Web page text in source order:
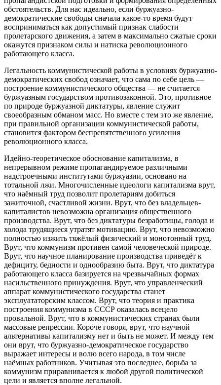
обстоятельств. Для нас идеально, если буржуазно-
демократические свободы сначала какое-то время будут
восприниматься как допустимый признак слабости
пролетарского движения, а затем в максимально сжатые сроки
окажутся признаком силы и натиска революционного
работающего класса.
Легальность коммунистической работы в условиях буржуазно-
демократических свобод означает, что сама по себе цель —
построение коммунистического общества — не считается
буржуазным государством противозаконной. Это, противное
по природе буржуазной диктатуры, явление служит
своеобразным обманом масс. Но вместе с тем это же явление,
при правильной организации коммунистической работы,
становится фактором беспрепятственного усиления
революционного класса.
Идейно-теоретическое обоснование капитализма, в
непрерывном режиме пропагандируемое различными
надстроечными институтами буржуазии, основано на
тотальной лжи. Многочисленные идеологи капитализма врут,
что наёмный труд позволит пролетариям добиться
зажиточной, счастливой жизни. Врут, что без владельцев-
капиталистов невозможна организация общественного
производства. Врут, что без диктатуры безработицы, голода и
холода трудящиеся утратят мотивацию. Врут, что невозможно
полностью изжить тяжёлый физический и монотонный труд.
Врут, что коммунизм противен самой человеческой природе.
Врут, что научное планирование производства приведёт к
дефициту, бедности и однообразию быта. Врут, что диктатура
работающего класса базируется на чрезвычайных формах
насильственного принуждения. Врут, что управленческий
аппарат коммунистического государства станет
эксплуататорским классом. Врут, что теория и практика
построения коммунизма в СССР оказалась всецело
провальной. Врут, что в коммунистических странах были
массовые репрессии. Короче говоря, врут, что научной
альтернативы капитализму нет и быть не может. И между тем
они врут, что буржуазно-демократическое государство
выражает интересы и волю всего народа, в том числе
наёмных работников. Учитывая это последнее, борьба за
коммунизм приравнивается к любой другой политической
цели и является вполне легальной.